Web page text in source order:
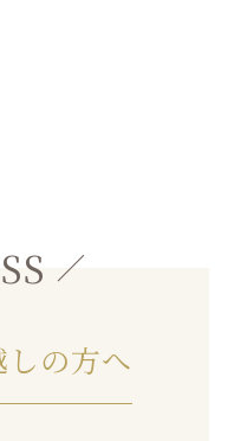
の方へ